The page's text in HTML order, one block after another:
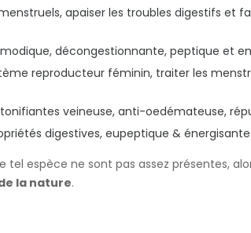
apaiser les troubles digestifs et
décongestionnante, peptique et
reproducteur féminin, traiter les
veineuse, anti-oedémateuse,
digestives, eupeptique &
espèce ne sont pas assez présentes,
la nature.